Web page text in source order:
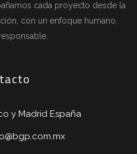
cada proyecto desde la
con un enfoque humano,
y Madrid España